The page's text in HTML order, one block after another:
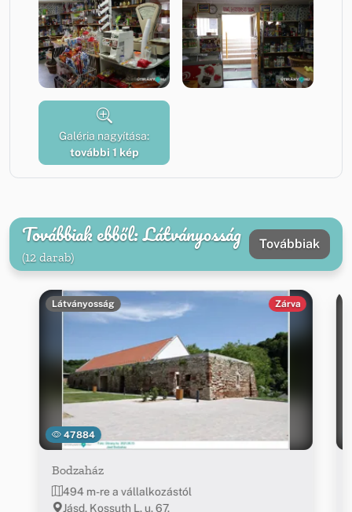
Galéria nagyítása:
további 1 kép
Továbbiak ebből: Látványosság
(12 darab)
Továbbiak
47884
Látványosság Zárva
Bodzaház
494 m-re a vállalkozástól
Jásd, Kossuth L. u. 67.